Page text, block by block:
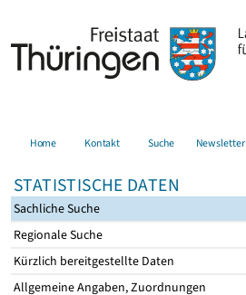
Home Kontakt Suche Newsletter
STATISTISCHE DATEN
Sachliche Suche
Regionale Suche
Kürzlich bereitgestellte Daten
Allgemeine Angaben, Zuordnungen